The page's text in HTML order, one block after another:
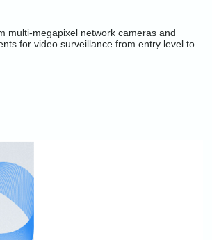
multi-megapixel network cameras and
for video surveillance from entry level to